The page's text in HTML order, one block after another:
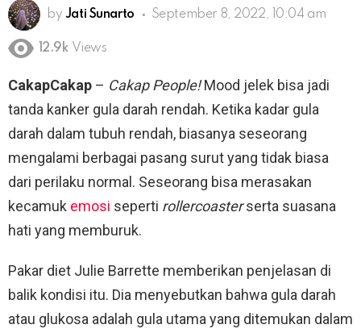
by Jati Sunarto September 8, 2022, 10:04 am
12.9k Views
CakapCakap – Cakap People!Mood jelek bisa jadi
tanda kanker gula darah rendah. Ketika kadar gula
darah dalam tubuh rendah, biasanya seseorang
mengalami berbagai pasang surut yang tidak biasa
dari perilaku normal. Seseorang bisa merasakan
kecamuk emosi seperti rollercoasterserta suasana
hati yang memburuk.
Pakar diet Julie Barrette memberikan penjelasan di
balik kondisi itu. Dia menyebutkan bahwa gula darah
atau glukosa adalah gula utama yang ditemukan dalam